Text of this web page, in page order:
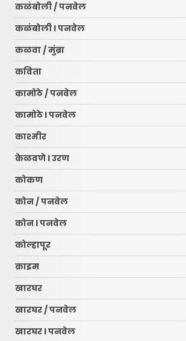
कळंबोली / पनवेल
कळंबोली l पनवेल
कळवा / मुंब्रा
कविता
कामोठे / पनवेल
कामोठे l पनवेल
काश्मीर
केळवणे l उरण
कोकण
कोन / पनवेल
कोन l पनवेल
कोल्हापूर
क्राइम
खारघर
खारघर / पनवेल
खारघर l पनवेल